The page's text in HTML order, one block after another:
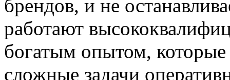
брендов, и не
работают
богатым опытом,
сложные задачи